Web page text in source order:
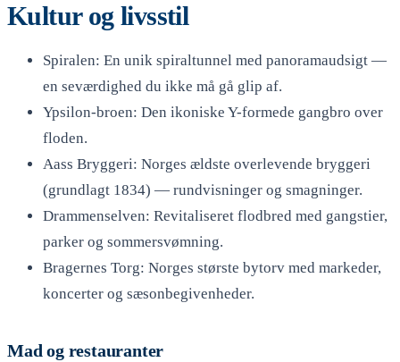
Kultur og livsstil
Spiralen: En unik spiraltunnel med panoramaudsigt —
en seværdighed du ikke må gå glip af.
Ypsilon-broen: Den ikoniske Y-formede gangbro over
floden.
Aass Bryggeri: Norges ældste overlevende bryggeri
(grundlagt 1834) — rundvisninger og smagninger.
Drammenselven: Revitaliseret flodbred med gangstier,
parker og sommersvømning.
Bragernes Torg: Norges største bytorv med markeder,
koncerter og sæsonbegivenheder.
Mad og restauranter